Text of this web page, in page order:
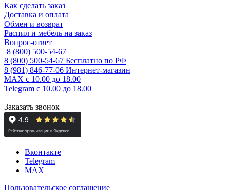
Как сделать заказ
Доставка и оплата
Обмен и возврат
Распил и мебель на заказ
Вопрос-ответ
8 (800) 500-54-67
8 (800) 500-54-67 Бесплатно по РФ
8 (981) 846-77-06 Интернет-магазин
MAX с 10.00 до 18.00
Telegram с 10.00 до 18.00
Заказать звонок
Вконтакте
Telegram
MAX
Пользовательское соглашение